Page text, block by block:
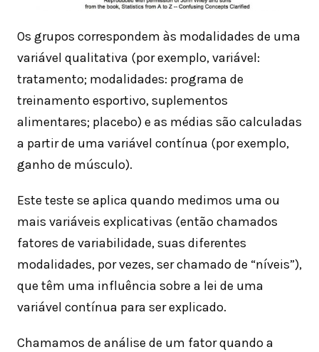
Os grupos correspondem às modalidades de uma
variável qualitativa (por exemplo, variável:
tratamento; modalidades: programa de
treinamento esportivo, suplementos
alimentares; placebo) e as médias são calculadas
a partir de uma variável contínua (por exemplo,
ganho de músculo).
Este teste se aplica quando medimos uma ou
mais variáveis explicativas (então chamados
fatores de variabilidade, suas diferentes
modalidades, por vezes, ser chamado de “níveis”),
que têm uma influência sobre a lei de uma
variável contínua para ser explicado.
Chamamos de análise de um fator quando a